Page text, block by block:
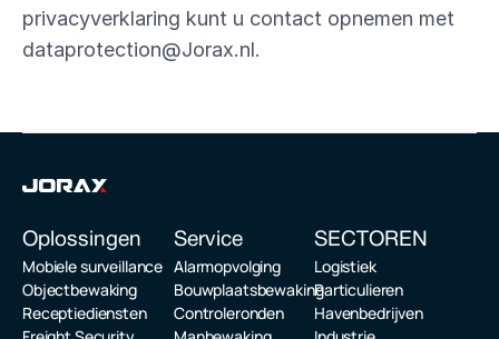
privacyverklaring kunt u contact opnemen met
dataprotection@Jorax.nl.
Oplossingen
Mobiele surveillance
Objectbewaking
Receptiediensten
Service
Alarmopvolging
Bouwplaatsbewaking
Controleronden
SECTOREN
Logistiek
Particulieren
Havenbedrijven